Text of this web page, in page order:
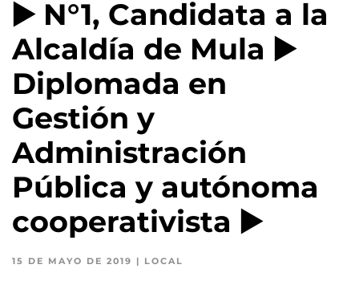
▶️ N°1, Candidata a la
Alcaldía de Mula ▶️
Diplomada en
Gestión y
Administración
Pública y autónoma
cooperativista ▶️
15 DE MAYO DE 2019 | LOCAL